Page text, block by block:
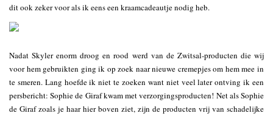
dit ook zeker voor als ik eens een kraamcadeautje nodig heb.
Nadat Skyler enorm droog en rood werd van de Zwitsal-producten die wij
voor hem gebruikten ging ik op zoek naar nieuwe cremepjes om hem mee in
te smeren. Lang hoefde ik niet te zoeken want niet veel later ontving ik een
persbericht: Sophie de Giraf kwam met verzorgingsproducten! Net als Sophie
de Giraf zoals je haar hier boven ziet, zijn de producten vrij van schadelijke